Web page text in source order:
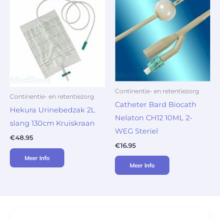
Continentie- en retentiezorg
Hekura Urinebedzak 2L
slang 130cm Kruiskraan
€48.95
Meer Info
Continentie- en retentiezorg
Catheter Bard Biocath
Nelaton CH12 10ML 2-
WEG Steriel
€16.95
Meer Info